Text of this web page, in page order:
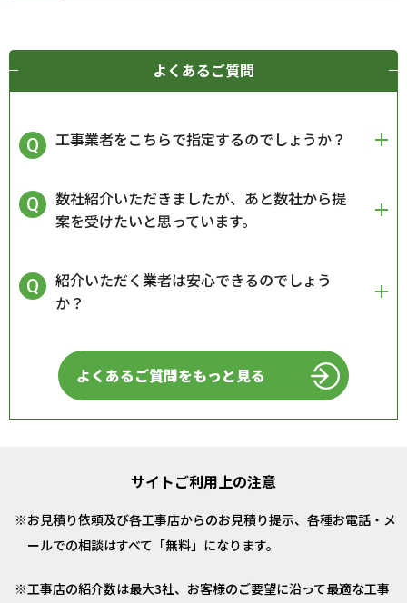
よくあるご質問
工事業者をこちらで指定するのでしょうか？
数社紹介いただきましたが、あと数社から提
案を受けたいと思っています。
紹介いただく業者は安心できるのでしょう
か？
よくあるご質問をもっと見る
サイトご利用上の注意
お見積り依頼及び各工事店からのお見積り提示、各種お電話・メ
ールでの相談はすべて「無料」になります。
工事店の紹介数は最大3社、お客様のご要望に沿って最適な工事